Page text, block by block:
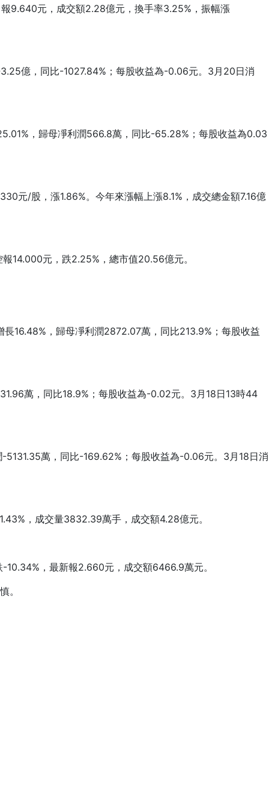
9.640元，成交額2.28億元，換手率3.25%，振幅漲
億，同比-1027.84%；每股收益為-0.06元。3月20日消
，歸母凈利潤566.8萬，同比-65.28%；每股收益為0.03
元/股，漲1.86%。今年來漲幅上漲8.1%，成交總金額7.16億
14.000元，跌2.25%，總市值20.56億元。
16.48%，歸母凈利潤2872.07萬，同比213.9%；每股收益
萬，同比18.9%；每股收益為-0.02元。3月18日13時44
萬，同比-169.62%；每股收益為-0.06元。3月18日消
，成交量3832.39萬手，成交額4.28億元。
，最新報2.660元，成交額6466.9萬元。
。